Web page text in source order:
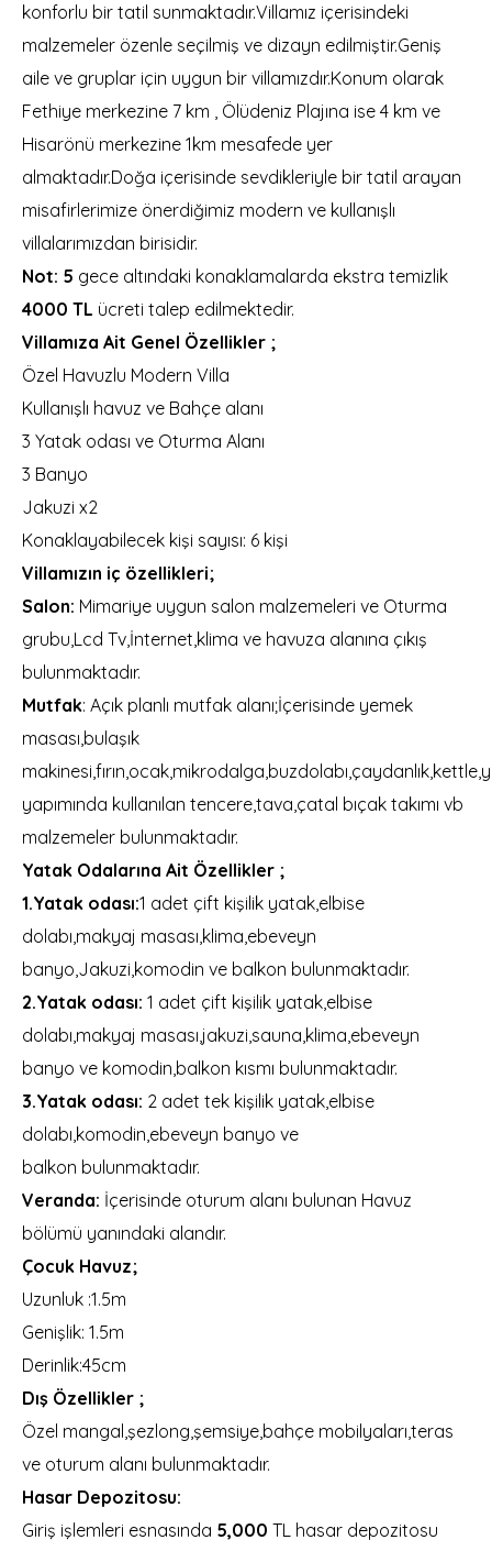
konforlu bir tatil sunmaktadır.Villamız içerisindeki
malzemeler özenle seçilmiş ve dizayn edilmiştir.Geniş
aile ve gruplar için uygun bir villamızdır.Konum olarak
Fethiye merkezine 7 km , Ölüdeniz Plajına ise 4 km ve
Hisarönü merkezine 1km mesafede yer
almaktadır.Doğa içerisinde sevdikleriyle bir tatil arayan
misafirlerimize önerdiğimiz modern ve kullanışlı
villalarımızdan birisidir.
Not: 5 gece altındaki konaklamalarda ekstra temizlik
4000 TL ücreti talep edilmektedir.
Villamıza Ait Genel Özellikler ;
Özel Havuzlu Modern Villa
Kullanışlı havuz ve Bahçe alanı
3 Yatak odası ve Oturma Alanı
3 Banyo
Jakuzi x2
Konaklayabilecek kişi sayısı: 6 kişi
Villamızın iç özellikleri;
Salon: Mimariye uygun salon malzemeleri ve Oturma
grubu,Lcd Tv,İnternet,klima ve havuza alanına çıkış
bulunmaktadır.
Mutfak: Açık planlı mutfak alanı;İçerisinde yemek
masası,bulaşık
yapımında kullanılan tencere,tava,çatal bıçak takımı vb
malzemeler bulunmaktadır.
Yatak Odalarına Ait Özellikler ;
1.Yatak odası:1 adet çift kişilik yatak,elbise
dolabı,makyaj masası,klima,ebeveyn
banyo,Jakuzi,komodin ve balkon bulunmaktadır.
2.Yatak odası: 1 adet çift kişilik yatak,elbise
dolabı,makyaj masası,jakuzi,sauna,klima,ebeveyn
banyo ve komodin,balkon kısmı bulunmaktadır.
3.Yatak odası: 2 adet tek kişilik yatak,elbise
dolabı,komodin,ebeveyn banyo ve
balkon bulunmaktadır.
Veranda: İçerisinde oturum alanı bulunan Havuz
bölümü yanındaki alandır.
Çocuk Havuz;
Uzunluk :1.5m
Genişlik: 1.5m
Derinlik:45cm
Dış Özellikler ;
Özel mangal,şezlong,şemsiye,bahçe mobilyaları,teras
ve oturum alanı bulunmaktadır.
Hasar Depozitosu:
Giriş işlemleri esnasında 5,000 TL hasar depozitosu